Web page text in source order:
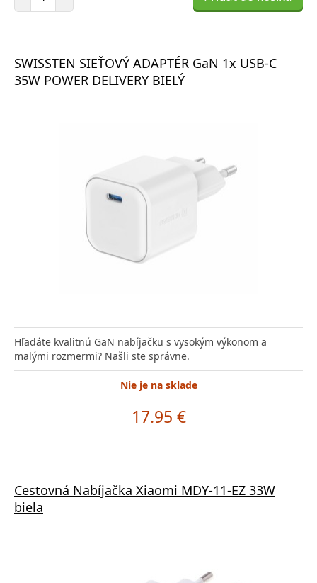
SWISSTEN SIEŤOVÝ ADAPTÉR GaN 1x USB-C
35W POWER DELIVERY BIELÝ
Hľadáte kvalitnú GaN nabíjačku s vysokým výkonom a
malými rozmermi? Našli ste správne.
Nie je na sklade
17.95 €
Cestovná Nabíjačka Xiaomi MDY-11-EZ 33W
biela